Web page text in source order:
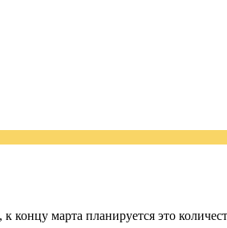
марта планируется это